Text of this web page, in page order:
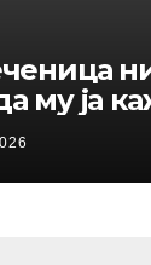
му ја
остарен
што
не